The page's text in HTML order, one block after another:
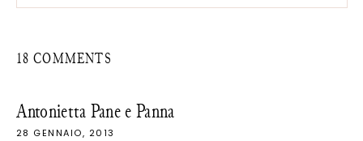
18 COMMENTS
Antonietta Pane e Panna
28 GENNAIO, 2013